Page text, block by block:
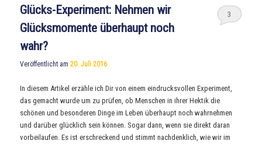
Glücks-Experiment: Nehmen wir
Glücksmomente überhaupt noch
wahr?
Veröffentlicht am20. Juli 2016
3
In diesem Artikel erzähle ich Dir von einem eindrucksvollen Experiment,
das gemacht wurde um zu prüfen, ob Menschen in ihrer Hektik die
schönen und besonderen Dinge im Leben überhaupt noch wahrnehmen
und darüber glücklich sein können. Sogar dann, wenn sie direkt daran
vorbeilaufen. Es ist erschreckend und stimmt nachdenklich, wie wir im